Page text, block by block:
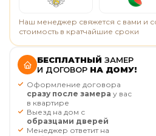
Наш менеджер свяжется с вами и
стоимость в кратчайшие сроки
БЕСПЛАТНЫЙ ЗАМЕР
И ДОГОВОР НА ДОМУ!
Оформление договора
сразу после замера у вас
в квартире
Выезд на дом с
образцами дверей
Менеджер ответит на